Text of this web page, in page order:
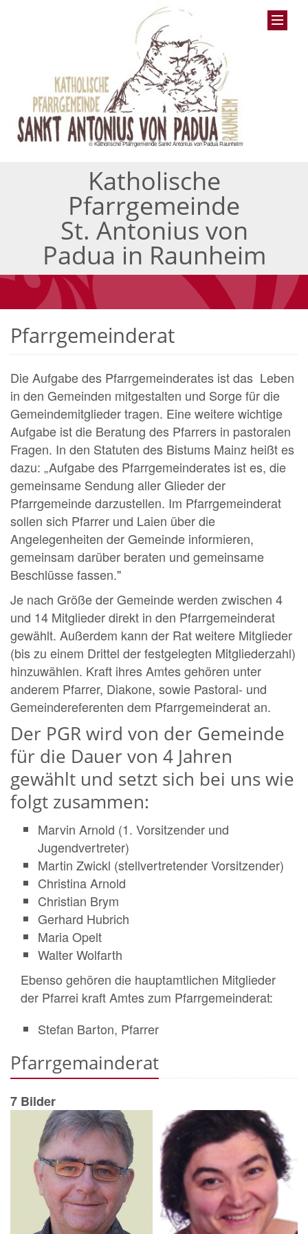
© Katholische Pfarrgemeinde Sankt Antonius von Padua Raunheim
Katholische
Pfarrgemeinde
St. Antonius von
Padua in Raunheim
Pfarrgemeinderat
Die Aufgabe des Pfarrgemeinderates ist das Leben
in den Gemeinden mitgestalten und Sorge für die
Gemeindemitglieder tragen. Eine weitere wichtige
Aufgabe ist die Beratung des Pfarrers in pastoralen
Fragen. In den Statuten des Bistums Mainz heißt es
dazu: „Aufgabe des Pfarrgemeinderates ist es, die
gemeinsame Sendung aller Glieder der
Pfarrgemeinde darzustellen. Im Pfarrgemeinderat
sollen sich Pfarrer und Laien über die
Angelegenheiten der Gemeinde informieren,
gemeinsam darüber beraten und gemeinsame
Beschlüsse fassen."
Je nach Größe der Gemeinde werden zwischen 4
und 14 Mitglieder direkt in den Pfarrgemeinderat
gewählt. Außerdem kann der Rat weitere Mitglieder
(bis zu einem Drittel der festgelegten Mitgliederzahl)
hinzuwählen. Kraft ihres Amtes gehören unter
anderem Pfarrer, Diakone, sowie Pastoral- und
Gemeindereferenten dem Pfarrgemeinderat an.
Der PGR wird von der Gemeinde
für die Dauer von 4 Jahren
gewählt und setzt sich bei uns wie
folgt zusammen:
Marvin Arnold (1. Vorsitzender und
Jugendvertreter)
Martin Zwickl (stellvertretender Vorsitzender)
Christina Arnold
Christian Brym
Gerhard Hubrich
Maria Opelt
Walter Wolfarth
Ebenso gehören die hauptamtlichen Mitglieder
der Pfarrei kraft Amtes zum Pfarrgemeinderat:
Stefan Barton, Pfarrer
Pfarrgemainderat
7 Bilder